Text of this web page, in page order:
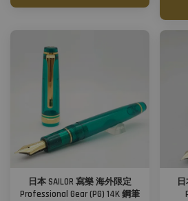
日本 SAILOR 寫樂 海外限定
Professional Gear (PG) 14K 鋼筆